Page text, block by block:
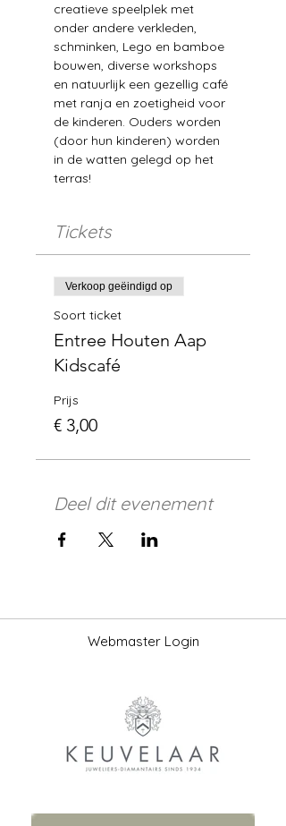
creatieve speelplek met
onder andere verkleden,
schminken, Lego en bamboe
bouwen, diverse workshops
en natuurlijk een gezellig café
met ranja en zoetigheid voor
de kinderen. Ouders worden
(door hun kinderen) worden
in de watten gelegd op het
terras!
Tickets
Verkoop geëindigd op
Soort ticket
Entree Houten Aap
Kidscafé
Prijs
€ 3,00
Deel dit evenement
Webmaster Login